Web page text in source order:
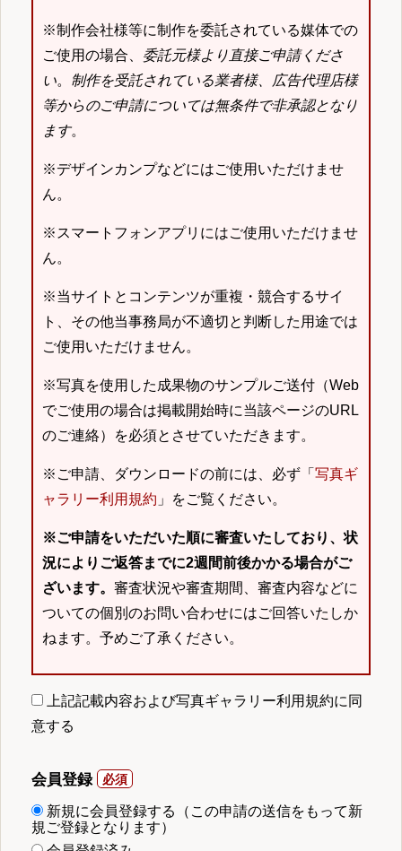
※制作会社様等に制作を委託されている媒体での
ご使用の場合、 委託元様より直接ご申請くださ
い。 制作を受託されている業者様、広告代理店様
等からのご申請については無条件で非承認となり
ます。
※デザインカンプなどにはご使用いただけませ
ん。
※スマートフォンアプリにはご使用いただけませ
ん。
※当サイトとコンテンツが重複・競合するサイ
ト、その他当事務局が不適切と判断した用途では
ご使用いただけません。
※写真を使用した成果物のサンプルご送付（Web
でご使用の場合は掲載開始時に当該ページのURL
のご連絡）を必須とさせていただきます。
※ご申請、ダウンロードの前には、必ず「 写真ギ
ャラリー利用規約 」をご覧ください。
※ご申請をいただいた順に審査いたしており、状
況によりご返答までに2週間前後かかる場合がご
ざいます。 審査状況や審査期間、審査内容などに
ついての個別のお問い合わせにはご回答いたしか
ねます。予めご了承ください。
上記記載内容および写真ギャラリー利用規約に同
意する
会員登録
新規に会員登録する（この申請の送信をもって新
規ご登録となります）